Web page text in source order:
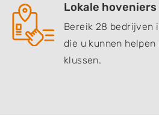
Lokale hoveniers
Bereik 28 bedrijven
die u kunnen
klussen.